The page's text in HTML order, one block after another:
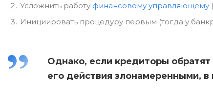
Усложнить работу финансовому управляющему
Инициировать процедуру первым (тогда у
Однако, если кредиторы
его действия злонамеренными,